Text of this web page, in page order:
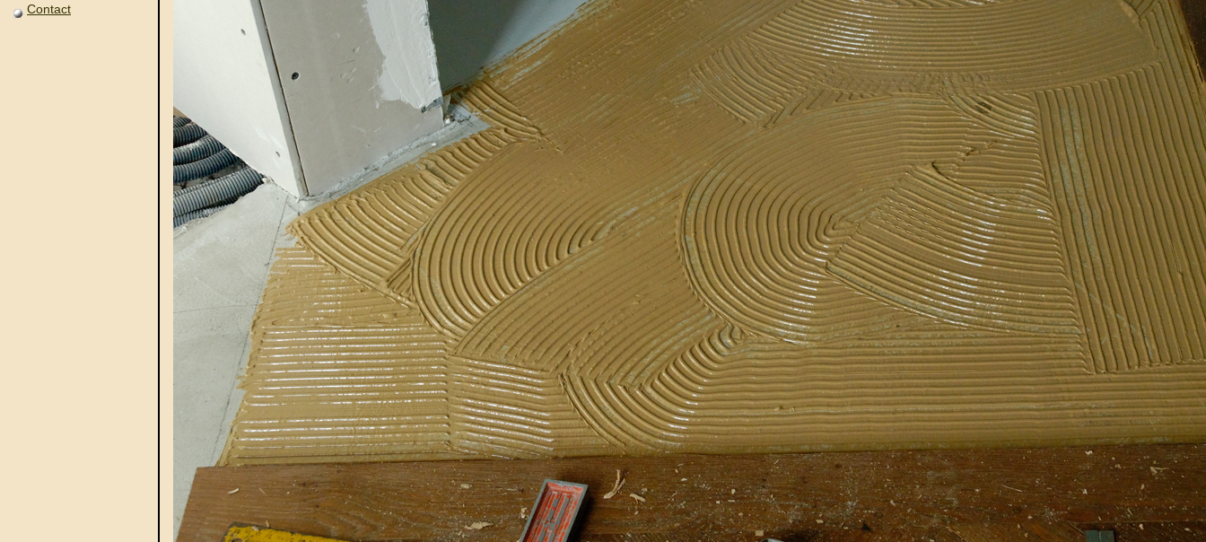
Contact